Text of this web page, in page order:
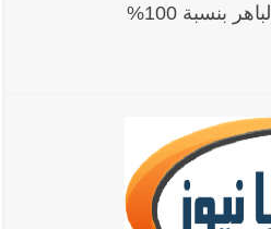
بنسبة 100%